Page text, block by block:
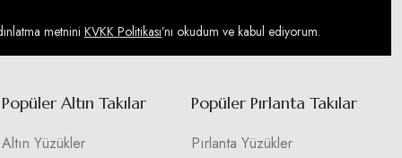
metnini KVKK Politikası’nı okudum ve kabul ediyorum.
Popüler Altın Takılar
Altın Yüzükler
Popüler Pırlanta Takılar
Pırlanta Yüzükler